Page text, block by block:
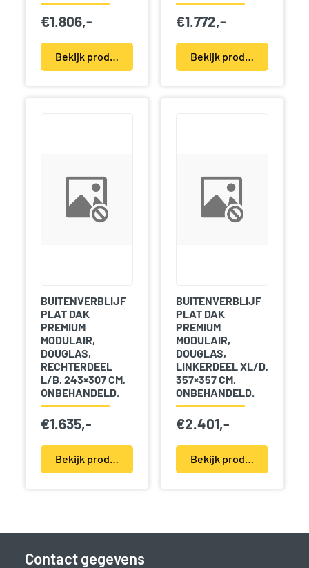
€1.806,-
Bekijk product(en)
€1.772,-
Bekijk product(en)
BUITENVERBLIJF
PLAT DAK
PREMIUM
MODULAIR,
DOUGLAS,
RECHTERDEEL
L/B, 243×307 CM,
ONBEHANDELD.
€1.635,-
Bekijk product(en)
BUITENVERBLIJF
PLAT DAK
PREMIUM
MODULAIR,
DOUGLAS,
LINKERDEEL XL/D,
357×357 CM,
ONBEHANDELD.
€2.401,-
Bekijk product(en)
Contact gegevens